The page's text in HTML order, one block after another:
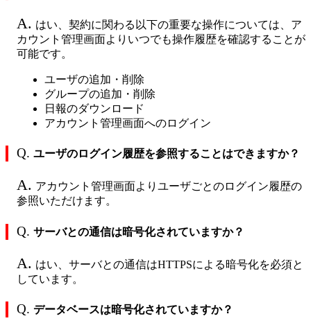
A. はい、契約に関わる以下の重要な操作については、ア
カウント管理画面よりいつでも操作履歴を確認することが
可能です。
ユーザの追加・削除
グループの追加・削除
日報のダウンロード
アカウント管理画面へのログイン
Q. ユーザのログイン履歴を参照することはできますか？
A. アカウント管理画面よりユーザごとのログイン履歴の
参照いただけます。
Q. サーバとの通信は暗号化されていますか？
A. はい、サーバとの通信はHTTPSによる暗号化を必須と
しています。
Q. データベースは暗号化されていますか？